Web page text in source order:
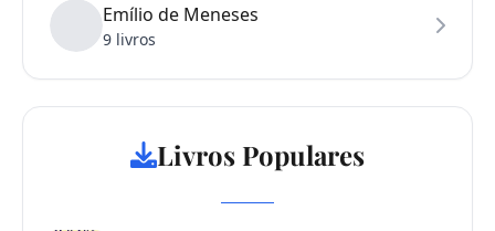
Emílio de Meneses
9 livros
Livros Populares